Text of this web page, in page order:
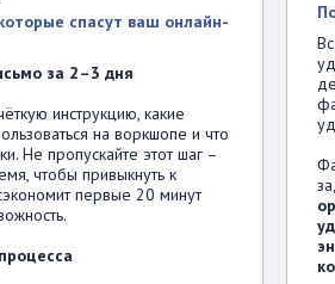
спасут ваш онлайн-
за 2–3 дня
инструкцию, какие
на воркшопе и что
Не пропускайте этот шаг –
чтобы привыкнуть к
первые 20 минут